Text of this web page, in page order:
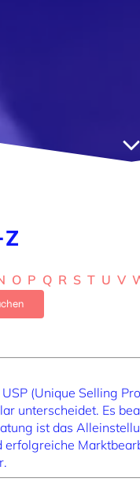
O P Q R S T U V
(Unique Selling
unterscheidet. Es
ist das
erfolgreiche